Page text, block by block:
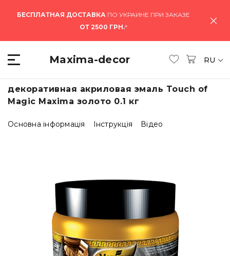
БЕСПЛАТНАЯ ДОСТАВКАПО УКРАИНЕ ПРИ ЗАКАЗЕ
ОТ 2500 ГРН.*
Maxima-decor RU
декоративная акриловая эмаль Touch of
Magic Maxima золото 0.1 кг
Основна інформація Інструкція Відео